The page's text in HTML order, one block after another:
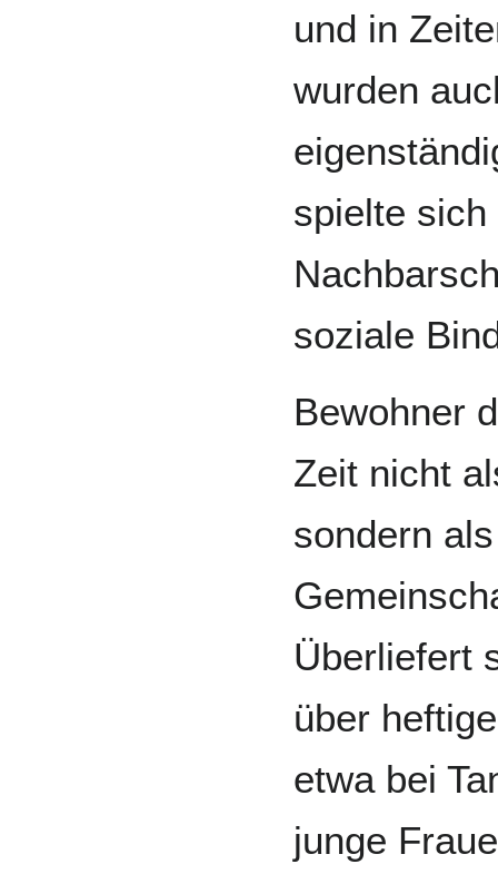
und in
wurden
spielte
soziale
Bewohner
Zeit nicht
sondern
Überliefert
über
etwa bei
junge